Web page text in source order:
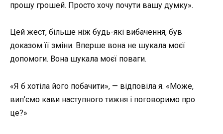
прошу грошей. Просто хочу почути вашу думку».
Цей жест, більше ніж будь-які вибачення, був
доказом її зміни. Вперше вона не шукала моєї
допомоги. Вона шукала моєї поваги.
«Я б хотіла його побачити», — відповіла я. «Може,
вип’ємо кави наступного тижня і поговоримо про
це?»